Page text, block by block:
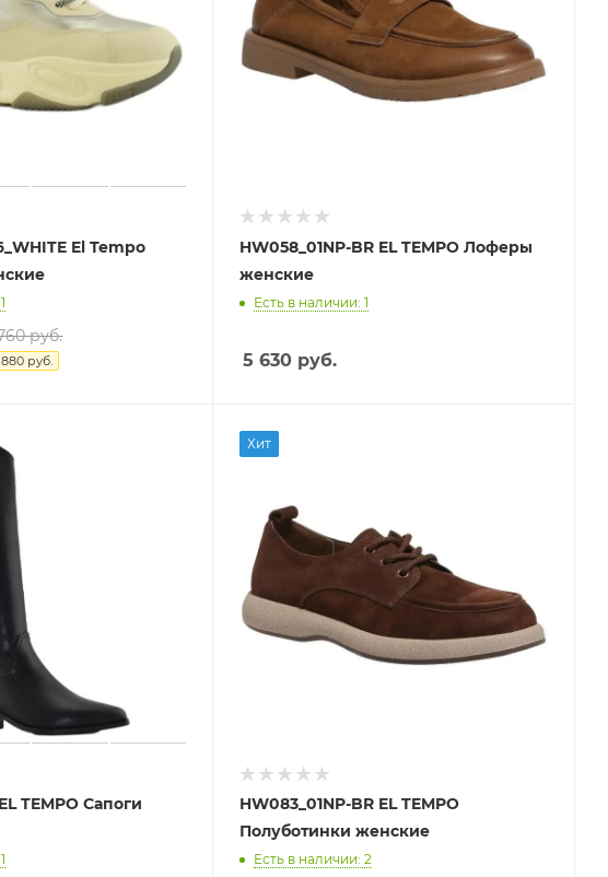
El Tempo
руб.
880 руб.
HW058_01NP-BR EL TEMPO Лоферы
женские
Есть в наличии: 1
5 630руб.
TEMPO Сапоги
Хит
HW083_01NP-BR EL TEMPO
Полуботинки женские
Есть в наличии: 2